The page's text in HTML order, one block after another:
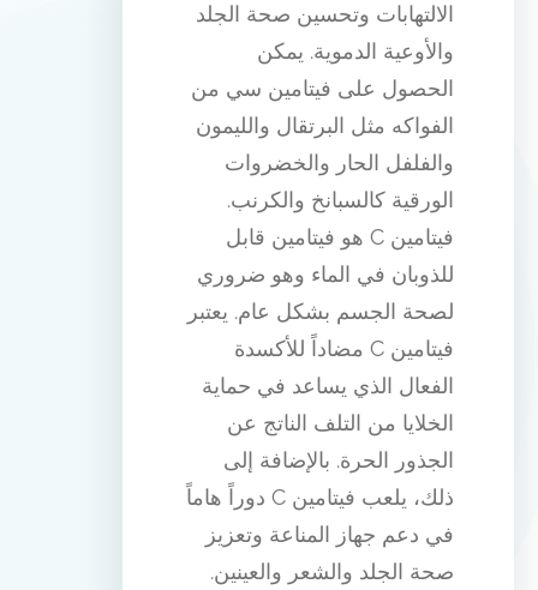
الالتهابات وتحسين صحة الجلد
والأوعية الدموية. يمكن
الحصول على فيتامين سي من
الفواكه مثل البرتقال والليمون
والفلفل الحار والخضروات
الورقية كالسبانخ والكرنب.
فيتامين C هو فيتامين قابل
للذوبان في الماء وهو ضروري
لصحة الجسم بشكل عام. يعتبر
فيتامين C مضاداً للأكسدة
الفعال الذي يساعد في حماية
الخلايا من التلف الناتج عن
الجذور الحرة. بالإضافة إلى
ذلك، يلعب فيتامين C دوراً هاماً
في دعم جهاز المناعة وتعزيز
صحة الجلد والشعر والعينين.